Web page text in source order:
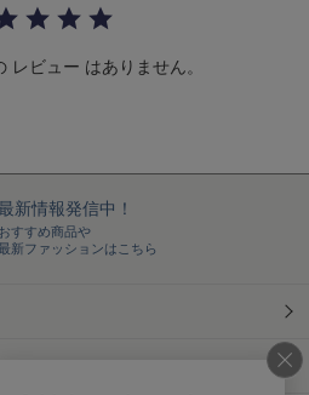
レビュー はありません。
新情報発信中！
おすすめ商品や
新ファッションはこちら